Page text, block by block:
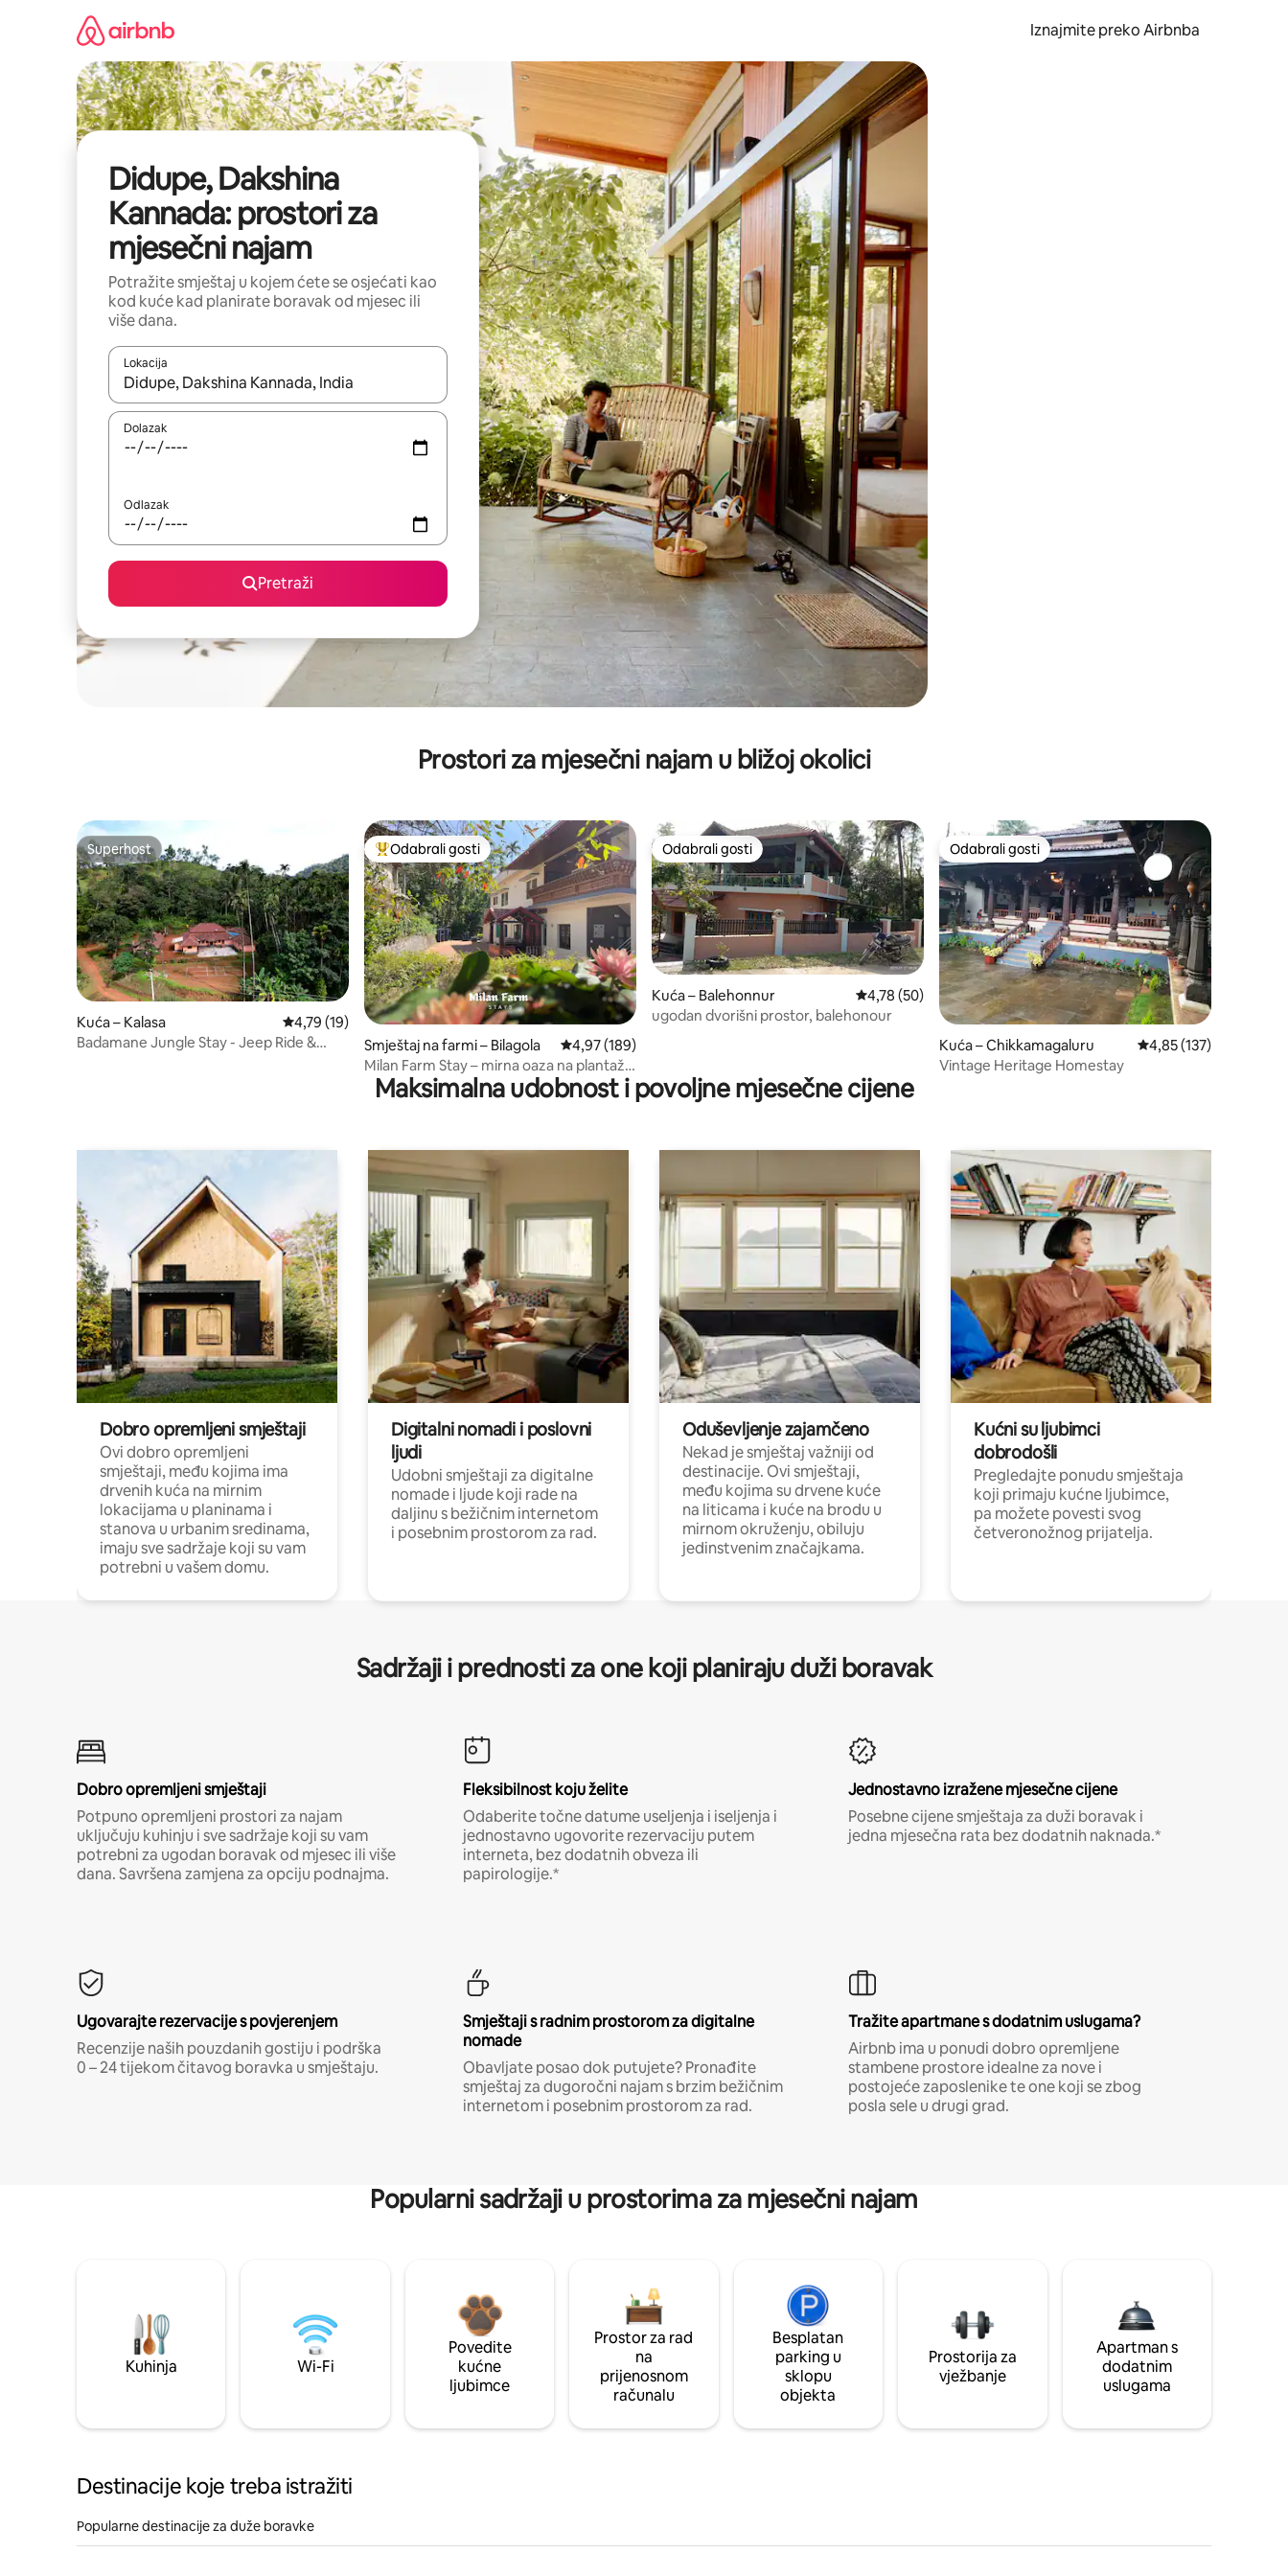
Iznajmite preko Airbnba
Didupe, Dakshina
Kannada: prostori za
mjesečni najam
Potražite smještaj u kojem ćete se osjećati kao
kod kuće kad planirate boravak od mjesec ili
više dana.
Lokacija
Kada budu dostupni rezultati, moći ćete ih pregledati koristeći se strelicama prema gore i prema dolje, kao i dodirom ili prelaskom prstom po zaslonu.
Dolazak
Odlazak
Pretraži
Prostori za mjesečni najam u bližoj okolici
Superhost
Superhost
Kuća – Kalasa Prosječna ocjena: 4,79/5, recenzija: 19
4,79 (19)
Badamane Jungle Stay - Jeep Ride &
Među najviše rangiranima s oznakom „Odabrali gosti”
Odabrali gosti
Smještaj na farmi – Bilagola Prosječna ocjena: 4,97/5, recenzija: 189
4,97 (189)
Milan Farm Stay – mirna oaza na plantaži
kave
Odabrali gosti
Odabrali gosti
Kuća – Balehonnur Prosječna ocjena: 4,78/5, recenzija: 50
4,78 (50)
ugodan dvorišni prostor, balehonour
Odabrali gosti
Odabrali gosti
Kuća – Chikkamagaluru Prosječna ocjena:
4,85 (137)
Vintage Heritage Homestay
Maksimalna udobnost i povoljne mjesečne cijene
Dobro opremljeni smještaji
Ovi dobro opremljeni
smještaji, među kojima ima
drvenih kuća na mirnim
lokacijama u planinama i
stanova u urbanim sredinama,
imaju sve sadržaje koji su vam
potrebni u vašem domu.
Digitalni nomadi i poslovni
ljudi
Udobni smještaji za digitalne
nomade i ljude koji rade na
daljinu s bežičnim internetom
i posebnim prostorom za rad.
Oduševljenje zajamčeno
Nekad je smještaj važniji od
destinacije. Ovi smještaji,
među kojima su drvene kuće
na liticama i kuće na brodu u
mirnom okruženju, obiluju
jedinstvenim značajkama.
Kućni su ljubimci
dobrodošli
Pregledajte ponudu smještaja
koji primaju kućne ljubimce,
pa možete povesti svog
četveronožnog prijatelja.
Sadržaji i prednosti za one koji planiraju duži boravak
Dobro opremljeni smještaji
Potpuno opremljeni prostori za najam
uključuju kuhinju i sve sadržaje koji su vam
potrebni za ugodan boravak od mjesec ili više
dana. Savršena zamjena za opciju podnajma.
Fleksibilnost koju želite
Odaberite točne datume useljenja i iseljenja i
jednostavno ugovorite rezervaciju putem
interneta, bez dodatnih obveza ili
papirologije.*
Jednostavno izražene mjesečne cijene
Posebne cijene smještaja za duži boravak i
jedna mjesečna rata bez dodatnih naknada.*
Ugovarajte rezervacije s povjerenjem
Recenzije naših pouzdanih gostiju i podrška
0 – 24 tijekom čitavog boravka u smještaju.
Smještaji s radnim prostorom za digitalne
nomade
Obavljate posao dok putujete? Pronađite
smještaj za dugoročni najam s brzim bežičnim
internetom i posebnim prostorom za rad.
Tražite apartmane s dodatnim uslugama?
Airbnb ima u ponudi dobro opremljene
stambene prostore idealne za nove i
postojeće zaposlenike te one koji se zbog
posla sele u drugi grad.
Popularni sadržaji u prostorima za mjesečni najam
Kuhinja Wi-Fi
Povedite
kućne
ljubimce
Prostor za rad
na
prijenosnom
računalu
Besplatan
parking u
sklopu
objekta
Prostorija za
vježbanje
Apartman s
dodatnim
uslugama
Destinacije koje treba istražiti
Popularne destinacije za duže boravke